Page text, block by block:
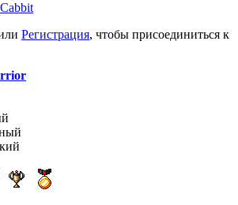
Cabbit
Регистрация, чтобы присоединиться к